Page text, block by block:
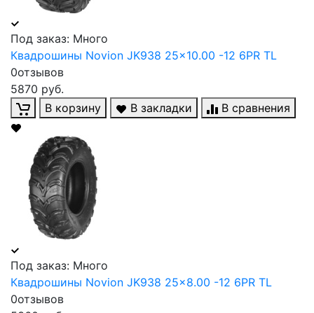
Под заказ: Много
Квадрошины Novion JK938 25x10.00 -12 6PR TL
0отзывов
5870 руб.
В корзину
В закладки В сравнения
Под заказ: Много
Квадрошины Novion JK938 25x8.00 -12 6PR TL
0отзывов